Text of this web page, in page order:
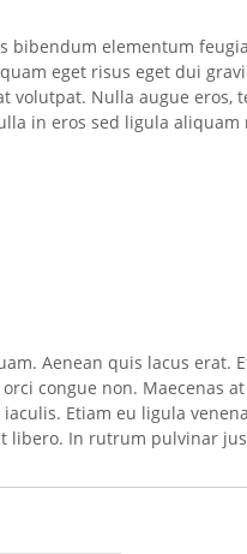
bibendum elementum
eget risus eget dui
volutpat. Nulla augue eros,
in eros sed ligula aliquam
Aenean quis lacus erat.
congue non. Maecenas
Etiam eu ligula
libero. In rutrum pulvinar